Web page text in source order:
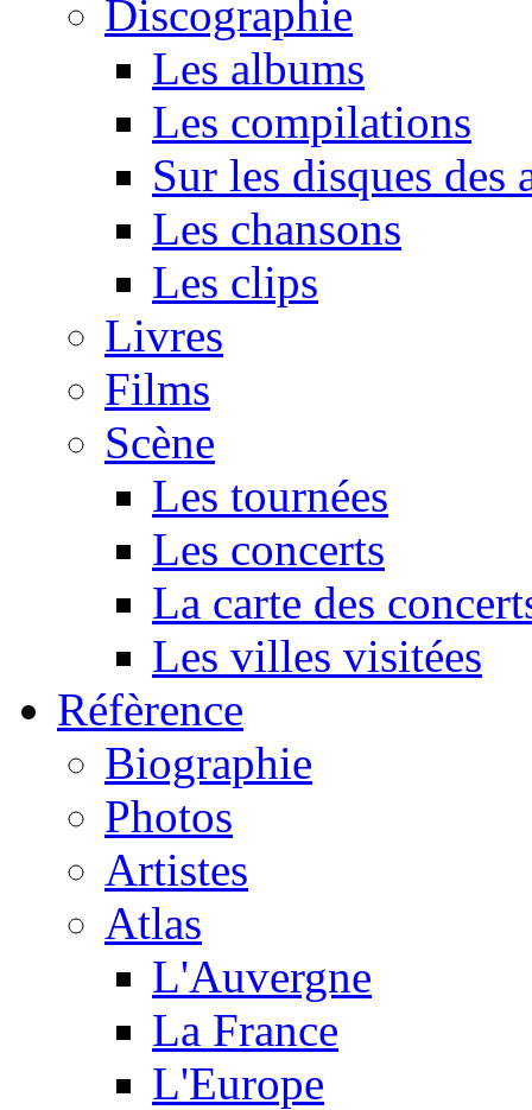
Discographie
Les albums
Les compilations
Sur les disques des
Les chansons
Les clips
Livres
Films
Scène
Les tournées
Les concerts
La carte des
Les villes visitées
Réfèrence
Biographie
Photos
Artistes
Atlas
L'Auvergne
La France
L'Europe